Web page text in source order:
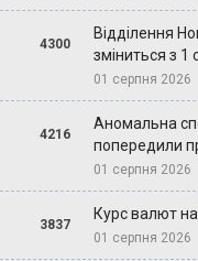
4300
Відділення
зміниться з 1
01 серпня 2026
4216
Аномальна
попередили
01 серпня 2026
3837
Курс валют на
01 серпня 2026